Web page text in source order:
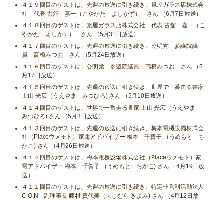
４１９回目のゲストは、先週の放送に引き続き、旭屋ガラス店株式会
社 代表 古舘 嘉一（こやかた よしかず） さん （6月7日放送）
４１８回目のゲストは、旭屋ガラス店株式会社 代表 古舘 嘉一（こ
やかた よしかず） さん （5月31日放送）
４１７回目のゲストは、先週の放送に引き続き、公明党 参議院議
員 高橋みつお さん （5月24日放送）
４１６回目のゲストは、公明党 参議院議員 高橋みつお さん （5
月17日放送）
４１５回目のゲストは、先週の放送に引き続き、世界で一番走る書家
上山 光広（うえやま みつひろ) さん （5月10日放送）
４１４回目のゲストは、世界で一番走る書家 上山 光広（うえやま
みつひろ) さん （5月3日放送）
４１３回目のゲストは、先週の放送に引き続き、梅本電機設備株式会
社（Placeウメモト）家電アドバイザー 梅本 千賀子 （うめもと ち
かこ) さん （4月26日放送）
４１２回目のゲストは、梅本電機設備株式会社（Placeウメモト）家
電アドバイザー 梅本 千賀子 （うめもと ちかこ) さん （4月19日放
送）
４１１回目のゲストは、先週の放送に引き続き、特定非営利活動法人
C.O.N 副理事長 藤村 貴代美（ふじむら きよみ) さん （4月12日放